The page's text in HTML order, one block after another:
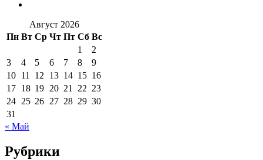
Август 2026
Пн Вт Ср Чт Пт Сб Вс
1
2
3
4 5 6 7 8
9
10 11 12 13 14 15 16
17 18 19 20 21 22 23
24 25 26 27 28 29 30
31
« Май
Рубрики